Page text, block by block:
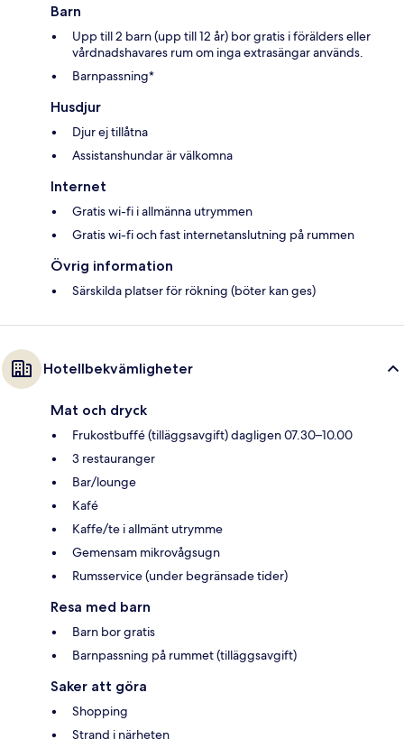
Barn
Upp till 2 barn (upp till 12 år) bor gratis i förälders eller
vårdnadshavares rum om inga extrasängar används.
Barnpassning*
Husdjur
Djur ej tillåtna
Assistanshundar är välkomna
Internet
Gratis wi-fi i allmänna utrymmen
Gratis wi-fi och fast internetanslutning på rummen
Övrig information
Särskilda platser för rökning (böter kan ges)
Hotellbekvämligheter
Mat och dryck
Frukostbuffé (tilläggsavgift) dagligen 07.30–10.00
3 restauranger
Bar/lounge
Kafé
Kaffe/te i allmänt utrymme
Gemensam mikrovågsugn
Rumsservice (under begränsade tider)
Resa med barn
Barn bor gratis
Barnpassning på rummet (tilläggsavgift)
Saker att göra
Shopping
Strand i närheten